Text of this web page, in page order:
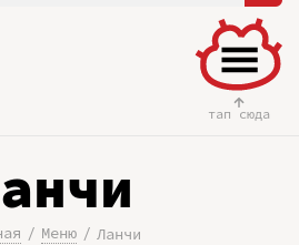
тап сюда
Меню Ланчи